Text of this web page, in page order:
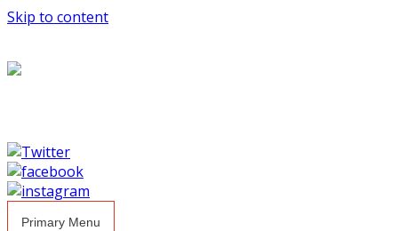
Skip to content
Primary Menu